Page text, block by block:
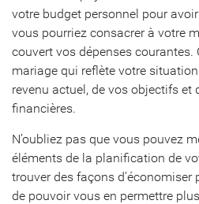
votre budget personnel pour
vous pourriez consacrer à votre
couvert vos dépenses courantes.
mariage qui reflète votre
revenu actuel, de vos objectifs et
financières.
N’oubliez pas que vous pouvez
éléments de la planification de
trouver des façons
de pouvoir vous en permettre